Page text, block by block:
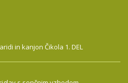
in kanjon Čikola 1. DEL